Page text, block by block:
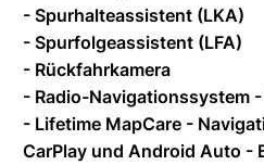
- Spurhalteassistent (LKA)
- Spurfolgeassistent (LFA)
- Rückfahrkamera
- Radio-Navigationssystem
- Lifetime MapCare -
CarPlay und Android Auto -